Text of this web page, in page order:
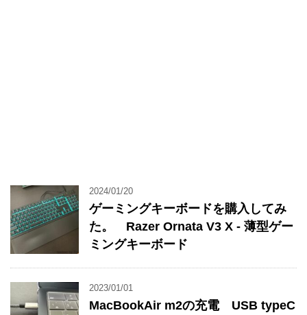
2024/01/20
ゲーミングキーボードを購入してみ
た。 Razer Ornata V3 X - 薄型ゲー
ミングキーボード
2023/01/01
MacBookAir m2の充電 USB typeC